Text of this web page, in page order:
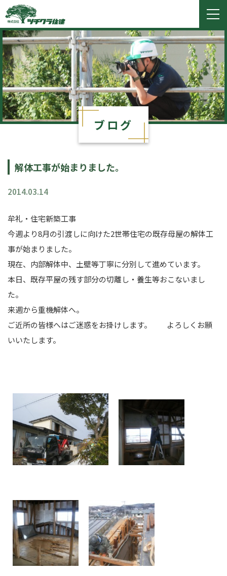
ブログ
解体工事が始まりました。
2014.03.14
牟礼・住宅新築工事
今週より8月の引渡しに向けた2世帯住宅の既存母屋の解体工
事が始まりました。
現在、内部解体中、土壁等丁寧に分別して進めています。
本日、既存平屋の残す部分の切離し・養生等おこないまし
た。
来週から重機解体へ。
ご近所の皆様へはご迷惑をお掛けします。 よろしくお願
いいたします。